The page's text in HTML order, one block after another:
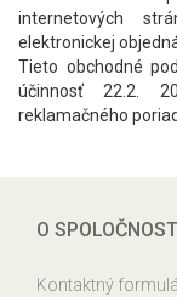
internetových
elektronickej
Tieto obchodné
účinnosť 22.2.
reklamačného
O SPOLOČNOSTI
Kontaktný